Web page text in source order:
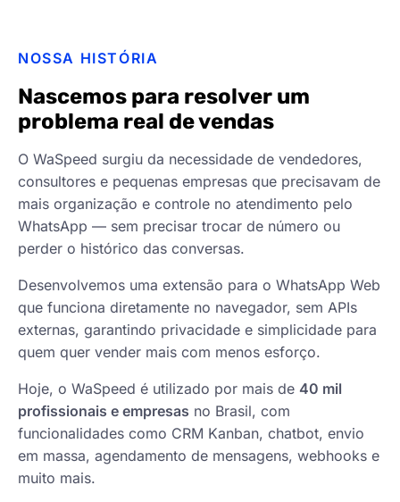
NOSSA HISTÓRIA
Nascemos para resolver um
problema real de vendas
O WaSpeed surgiu da necessidade de vendedores,
consultores e pequenas empresas que precisavam de
mais organização e controle no atendimento pelo
WhatsApp — sem precisar trocar de número ou
perder o histórico das conversas.
Desenvolvemos uma extensão para o WhatsApp Web
que funciona diretamente no navegador, sem APIs
externas, garantindo privacidade e simplicidade para
quem quer vender mais com menos esforço.
Hoje, o WaSpeed é utilizado por mais de 40 mil
profissionais e empresas no Brasil, com
funcionalidades como CRM Kanban, chatbot, envio
em massa, agendamento de mensagens, webhooks e
muito mais.